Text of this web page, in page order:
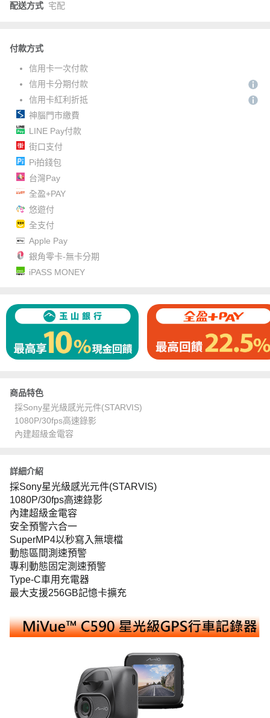
配送方式 宅配
付款方式
信用卡一次付款
信用卡分期付款
信用卡紅利折抵
神腦門市繳費
LINE Pay付款
街口支付
Pi拍錢包
台灣Pay
全盈+PAY
悠遊付
全支付
Apple Pay
銀角零卡-無卡分期
iPASS MONEY
商品特色
採Sony星光級感光元件(STARVIS)
1080P/30fps高速錄影
內建超級金電容
詳細介紹
採Sony星光級感光元件(STARVIS)
1080P/30fps高速錄影
內建超級金電容
安全預警六合一
SuperMP4以秒寫入無壞檔
動態區間測速預警
專利動態固定測速預警
Type-C車用充電器
最大支援256GB記憶卡擴充